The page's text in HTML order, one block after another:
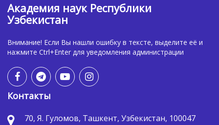
Академия наук Республики
Узбекистан
Внимание! Если Вы нашли ошибку в тексте, выделите её и
нажмите Ctrl+Enter для уведомления администрации
Контакты
70, Я. Гуломов, Ташкент, Узбекистан, 100047